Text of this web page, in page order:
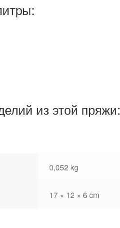
из этой пряжи:
0,052 kg
17 × 12 × 6 cm